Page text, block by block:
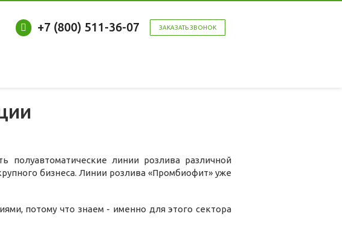
ЗАКАЗАТЬ ЗВОНОК
+7 (800) 511-36-07
линии розлива различной
бизнеса. Линии розлива «Промбиофит» уже
потому что знаем - именно для этого сектора